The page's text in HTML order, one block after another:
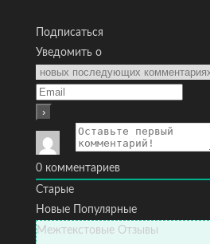
Подписаться
Уведомить о
0 комментариев
Старые
Новые
Популярные
Межтекстовые Отзывы